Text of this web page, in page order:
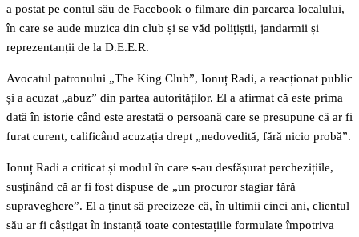
a postat pe contul său de Facebook o filmare din parcarea localului,
în care se aude muzica din club și se văd polițiștii, jandarmii și
reprezentanții de la D.E.E.R.
Avocatul patronului „The King Club”, Ionuț Radi, a reacționat public
și a acuzat „abuz” din partea autorităților. El a afirmat că este prima
dată în istorie când este arestată o persoană care se presupune că ar fi
furat curent, calificând acuzația drept „nedovedită, fără nicio probă”.
Ionuț Radi a criticat și modul în care s-au desfășurat perchezițiile,
susținând că ar fi fost dispuse de „un procuror stagiar fără
supraveghere”. El a ținut să precizeze că, în ultimii cinci ani, clientul
său ar fi câștigat în instanță toate contestațiile formulate împotriva